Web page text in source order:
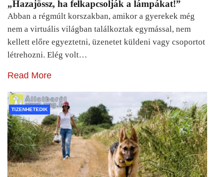
„Hazajössz, ha felkapcsolják a lámpákat!”
Abban a régmúlt korszakban, amikor a gyerekek még
nem a virtuális világban találkoztak egymással, nem
kellett előre egyeztetni, üzenetet küldeni vagy csoportot
létrehozni. Elég volt…
Read More
TIZENHETEDIK